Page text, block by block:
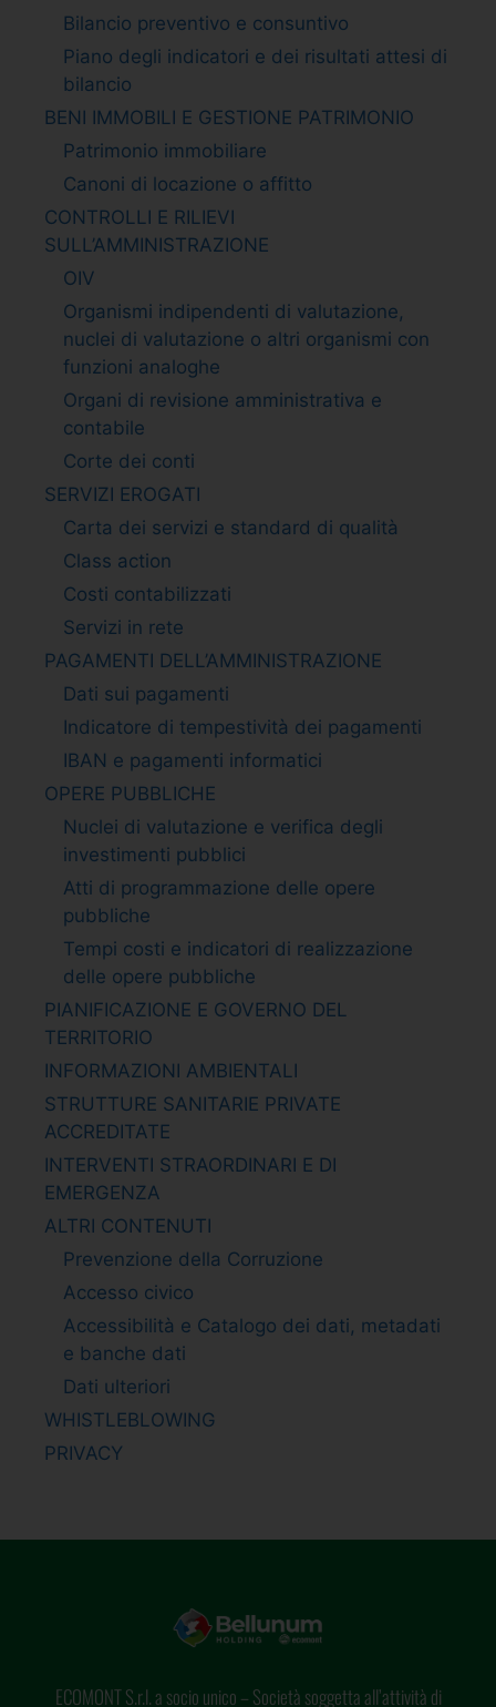
Bilancio preventivo e consuntivo
Piano degli indicatori e dei risultati attesi di
bilancio
BENI IMMOBILI E GESTIONE PATRIMONIO
Patrimonio immobiliare
Canoni di locazione o affitto
CONTROLLI E RILIEVI
SULL’AMMINISTRAZIONE
OIV
Organismi indipendenti di valutazione,
nuclei di valutazione o altri organismi con
funzioni analoghe
Organi di revisione amministrativa e
contabile
Corte dei conti
SERVIZI EROGATI
Carta dei servizi e standard di qualità
Class action
Costi contabilizzati
Servizi in rete
PAGAMENTI DELL’AMMINISTRAZIONE
Dati sui pagamenti
Indicatore di tempestività dei pagamenti
IBAN e pagamenti informatici
OPERE PUBBLICHE
Nuclei di valutazione e verifica degli
investimenti pubblici
Atti di programmazione delle opere
pubbliche
Tempi costi e indicatori di realizzazione
delle opere pubbliche
PIANIFICAZIONE E GOVERNO DEL
TERRITORIO
INFORMAZIONI AMBIENTALI
STRUTTURE SANITARIE PRIVATE
ACCREDITATE
INTERVENTI STRAORDINARI E DI
EMERGENZA
ALTRI CONTENUTI
Prevenzione della Corruzione
Accesso civico
Accessibilità e Catalogo dei dati, metadati
e banche dati
Dati ulteriori
WHISTLEBLOWING
PRIVACY
ECOMONT S.r.l. a socio unico – Società soggetta all’attività di